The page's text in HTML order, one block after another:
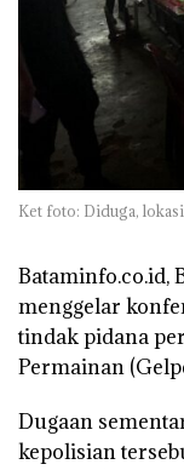
Ket foto: Diduga,
Bataminfo.co.id,
menggelar
tindak pidana
Permainan
Dugaan
kepolisian